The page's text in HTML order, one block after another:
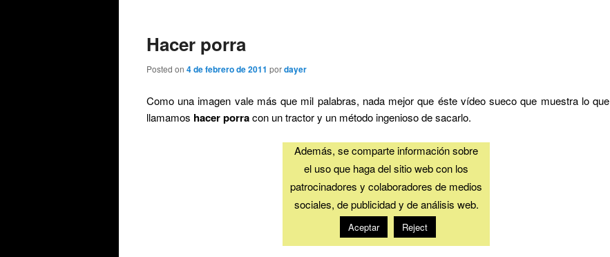
Hacer porra
Posted on 4 de febrero de 2011 pordayer
Como una imagen vale más que mil palabras, nada mejor que éste vídeo sueco que muestra lo que
llamamos hacer porracon un tractor y un método ingenioso de sacarlo.